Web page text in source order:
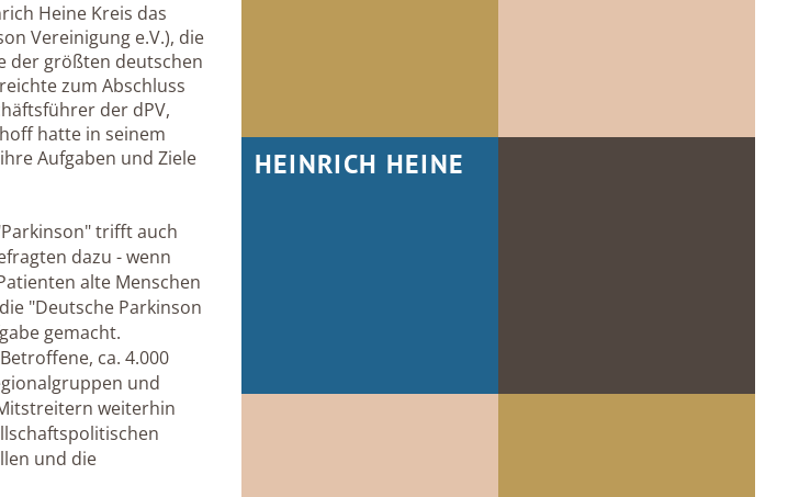
Heine Kreis das
Vereinigung e.V.), die
der größten deutschen
zum Abschluss
der dPV,
hatte in seinem
Aufgaben und Ziele
trifft auch
dazu - wenn
alte Menschen
"Deutsche Parkinson
gemacht.
ca. 4.000
und
weiterhin
und die
HEINRICH HEINE